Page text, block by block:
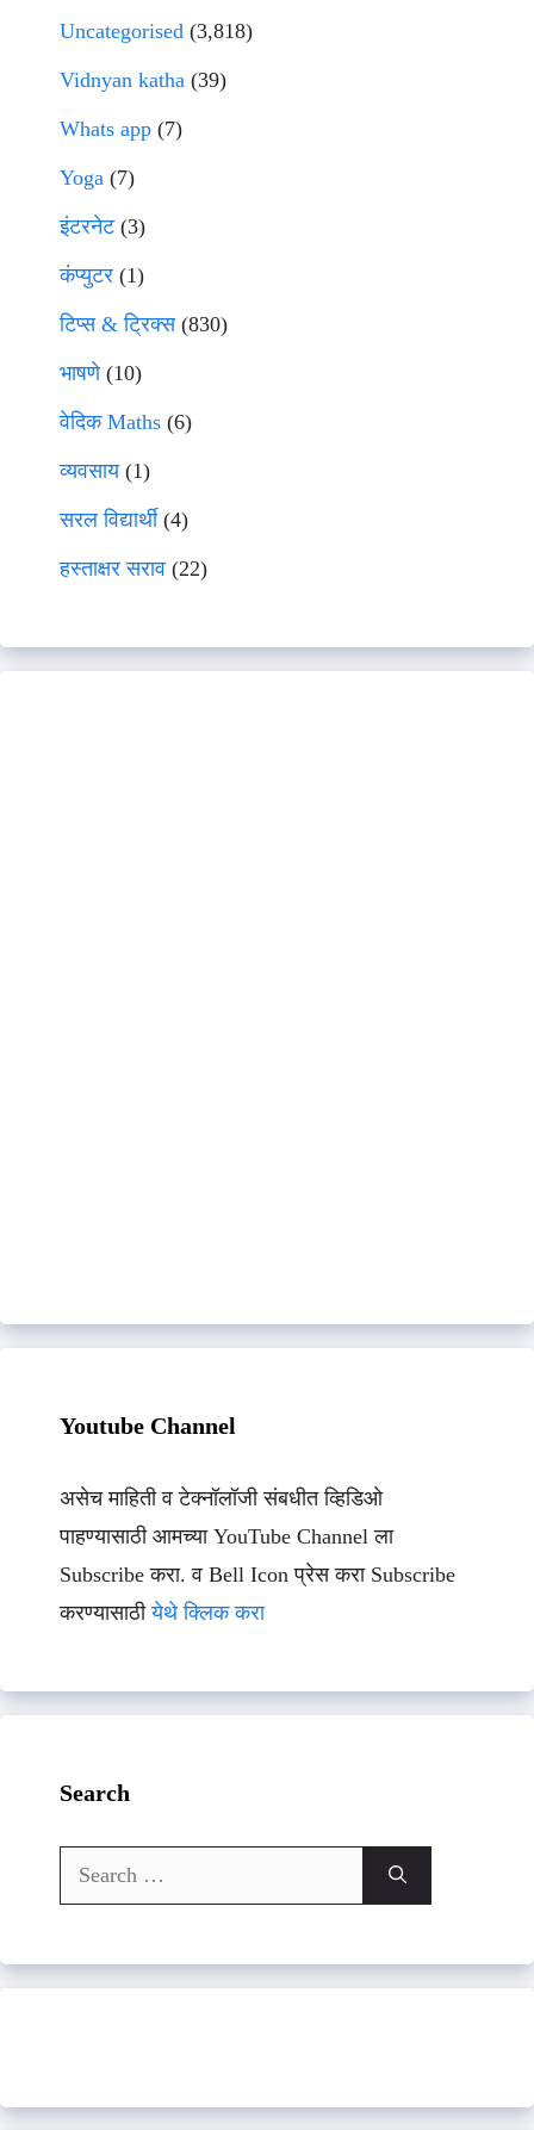
Uncategorised (3,818)
Vidnyan katha (39)
Whats app (7)
Yoga (7)
इंटरनेट(3)
कंप्युटर (1)
टिप्स & ट्रिक्स(830)
भाषणे(10)
वेदिक Maths (6)
व्यवसाय(1)
सरल विद्यार्थी(4)
हस्ताक्षर सराव (22)
Youtube Channel
असेच माहिती व टेक्नॉलॉजी संबधीत व्हिडिओ
पाहण्यासाठी आमच्या YouTube Channel ला
Subscribe करा. व Bell Icon प्रेस करा Subscribe
करण्यासाठीयेथे क्लिक करा
Search
Search
for: